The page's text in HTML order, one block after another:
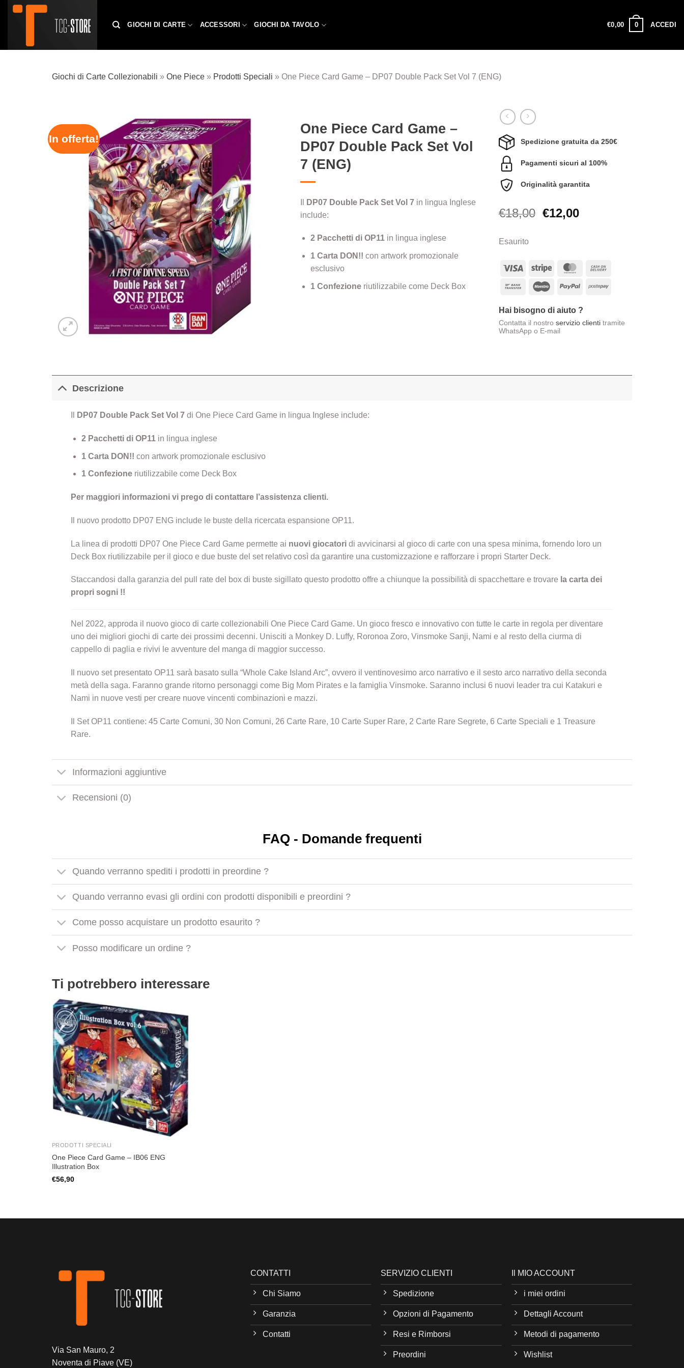
Salta
GIOCHI DI CARTE ACCESSORI GIOCHI DA TAVOLO €0,00 0 ACCEDI
Giochi di Carte Collezionabili » One Piece » Prodotti Speciali » One Piece Card Game – DP07 Double Pack Set Vol 7 (ENG)
In offerta!
One Piece Card Game –
DP07 Double Pack Set Vol
7 (ENG)
DP07 Double Pack Set Vol 7in lingua Inglese
include:
2 Pacchetti di OP11 in lingua inglese
1 Carta DON!!con artwork promozionale
esclusivo
1 Confezione riutilizzabile come Deck Box
Spedizione gratuita da 250€
Pagamenti sicuri al 100%
Originalità garantita
€18,00 Il
€18,00.
€12,00Il
Esaurito
Visa Stripe MasterCard
Bank
MaestroPayPal Postepay
Hai bisogno di aiuto ?
Contatta il nostro servizio clientitramite
WhatsApp o E-mail
Descrizione
DP07 Double Pack Set Vol 7di One Piece Card Game in lingua Inglese include:
2 Pacchetti di OP11in lingua inglese
1 Carta DON!! con artwork promozionale esclusivo
1 Confezioneriutilizzabile come Deck Box
Per maggiori informazioni vi prego di contattare l’assistenza clienti.
Il nuovo prodotto DP07 ENG include le buste della ricercata espansione OP11.
La linea di prodotti DP07 One Piece Card Game permette ai nuovi giocatoridi avvicinarsi al gioco di carte con una spesa minima, fornendo loro un
Deck Box riutilizzabile per il gioco e due buste del set relativo così da garantire una customizzazione e rafforzare i propri Starter Deck.
Staccandosi dalla garanzia del pull rate del box di buste sigillato questo prodotto offre a chiunque la possibilità di spacchettare e trovare la carta dei
propri sogni !!
Nel 2022, approda il nuovo gioco di carte collezionabili One Piece Card Game. Un gioco fresco e innovativo con tutte le carte in regola per diventare
uno dei migliori giochi di carte dei prossimi decenni. Unisciti a Monkey D. Luffy, Roronoa Zoro, Vinsmoke Sanji, Nami e al resto della ciurma di
cappello di paglia e rivivi le avventure del manga di maggior successo.
Il nuovo set presentato OP11 sarà basato sulla “Whole Cake Island Arc”, ovvero il ventinovesimo arco narrativo e il sesto arco narrativo della seconda
metà della saga. Faranno grande ritorno personaggi come Big Mom Pirates e la famiglia Vinsmoke. Saranno inclusi 6 nuovi leader tra cui Katakuri e
Nami in nuove vesti per creare nuove vincenti combinazioni e mazzi.
Il Set OP11 contiene: 45 Carte Comuni, 30 Non Comuni, 26 Carte Rare, 10 Carte Super Rare, 2 Carte Rare Segrete, 6 Carte Speciali e 1 Treasure
Rare.
Informazioni aggiuntive
Recensioni (0)
FAQ - Domande frequenti
Quando verranno spediti i prodotti in preordine ?
Quando verranno evasi gli ordini con prodotti disponibili e preordini ?
Come posso acquistare un prodotto esaurito ?
Posso modificare un ordine ?
Ti potrebbero interessare
Aggiungi
alla lista
dei
desideri
PRODOTTI SPECIALI
One Piece Card Game – IB06 ENG
Illustration Box
€56,90
Via San Mauro, 2
Noventa di Piave (VE)
CONTATTI
Chi Siamo
Garanzia
Contatti
SERVIZIO CLIENTI
Spedizione
Opzioni di Pagamento
Resi e Rimborsi
Preordini
Il MIO ACCOUNT
i miei ordini
Dettagli Account
Metodi di pagamento
Wishlist